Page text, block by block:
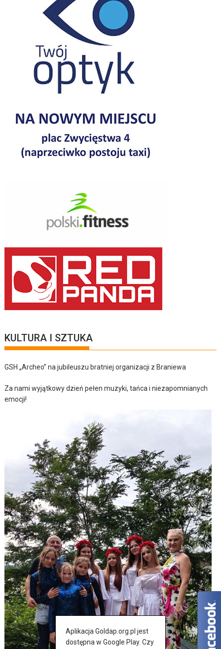
KULTURA I SZTUKA
GSH „Archeo” na jubileuszu bratniej organizacji z Braniewa
Za nami wyjątkowy dzień pełen muzyki, tańca i niezapomnianych
emocji!
Aplikacja Goldap.org.pl jest
dostępna w Google Play. Czy